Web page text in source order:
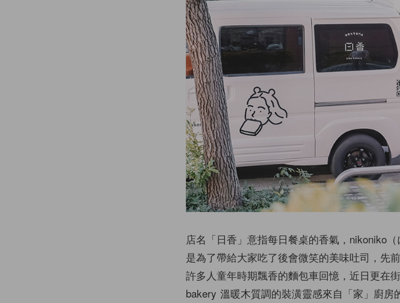
店名「日香」意指每日餐桌的香氣，nikoniko
是為了帶給大家吃了後會微笑的美味吐司，先
許多人童年時期飄香的麵包車回憶，近日更在
bakery 溫暖木質調的裝潢靈感來自「家」廚